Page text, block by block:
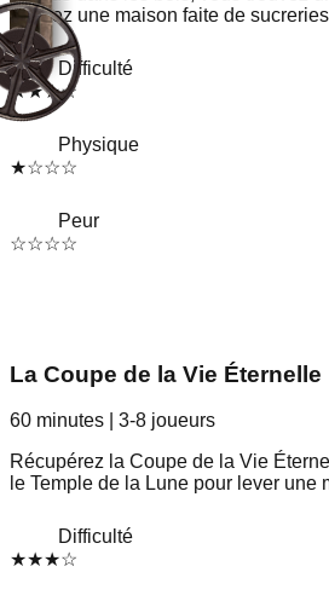
trouvez une maison faite de
Difficulté
★★★☆
Physique
★☆☆☆
Peur
☆☆☆☆
La Coupe de la Vie Éternelle
60 minutes 3-8 joueurs
Récupérez la Coupe de la Vie
le Temple de la Lune pour lever
Difficulté
★★★☆